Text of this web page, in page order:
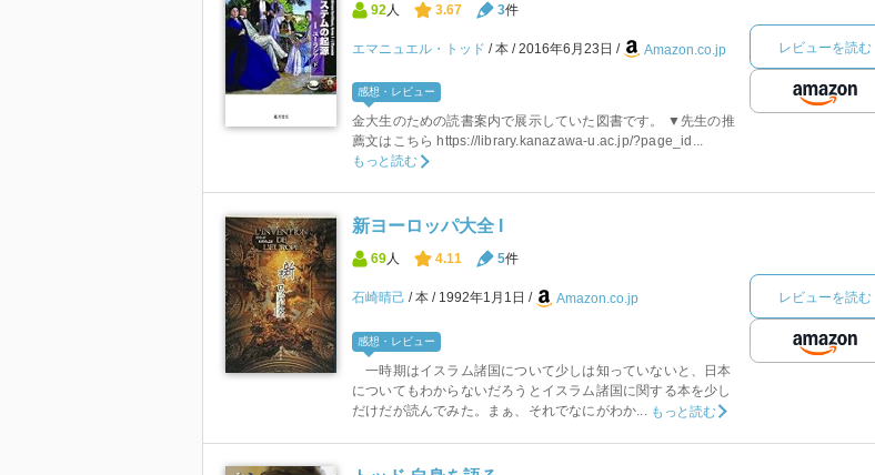
92 人 3.67 3件
エマニュエル・トッド 本 2016年6月23日 Amazon.co.jp
感想・レビュー
金大生のための読書案内で展示していた図書です。 ▼先生の推
薦文はこちら https://library.kanazawa-u.ac.jp/?page_id...
もっと読む
レビューを読む
新ヨーロッパ大全 I
69人 4.11 5件
石崎晴己 本 1992年1月1日 Amazon.co.jp
感想・レビュー
一時期はイスラム諸国について少しは知っていないと、日本
についてもわからないだろうとイスラム諸国に関する本を少し
だけだが読んでみた。まぁ、それでなにがわか... もっと読む
レビューを読む